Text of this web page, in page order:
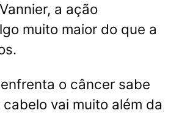
a ação
muito maior do que a
o câncer sabe
vai muito além da